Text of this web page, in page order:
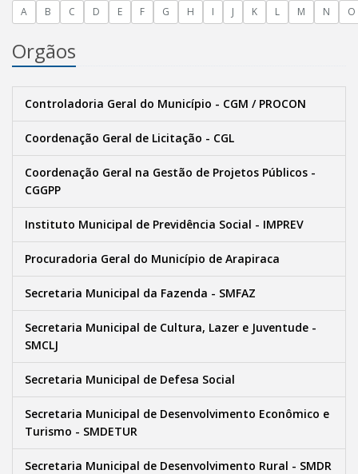
A B C D E F G H I J K L M N O
Orgãos
Controladoria Geral do Município - CGM / PROCON
Coordenação Geral de Licitação - CGL
Coordenação Geral na Gestão de Projetos Públicos -
CGGPP
Instituto Municipal de Previdência Social - IMPREV
Procuradoria Geral do Município de Arapiraca
Secretaria Municipal da Fazenda - SMFAZ
Secretaria Municipal de Cultura, Lazer e Juventude -
SMCLJ
Secretaria Municipal de Defesa Social
Secretaria Municipal de Desenvolvimento Econômico e
Turismo - SMDETUR
Secretaria Municipal de Desenvolvimento Rural - SMDR